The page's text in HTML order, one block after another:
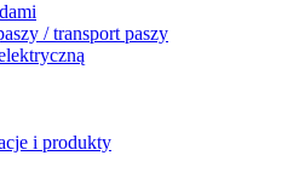
/ transport paszy
i produkty